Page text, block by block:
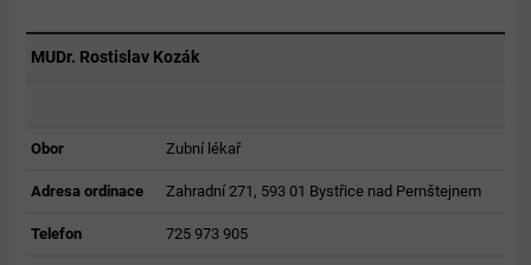
MUDr. Rostislav Kozák
Obor Zubní lékař
Adresa ordinace Zahradní 271, 593 01 Bystřice nad Pernštejnem
Telefon 725 973 905